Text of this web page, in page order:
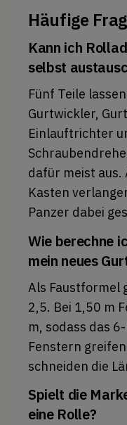
Häufige
Kann ich
selbst
Fünf Teile
Gurtwickler,
Einlauftrichter
dafür meist aus.
Kasten
Panzer dabei
Wie berechne
mein neues
Als Faustformel
2,5. Bei 1,50 m
m, sodass das
Fenstern
schneiden die
Spielt die
eine Rolle?